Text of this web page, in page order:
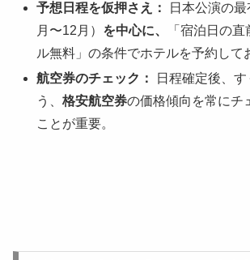
予想日程を仮押さえ：
日本公演の
月〜12月） を中心に、
「宿泊日の
ル無料」の条件でホテルを予約して
航空券のチェック：
日程確定後、
う、格安航空券の価格傾向を常にチ
ことが重要。